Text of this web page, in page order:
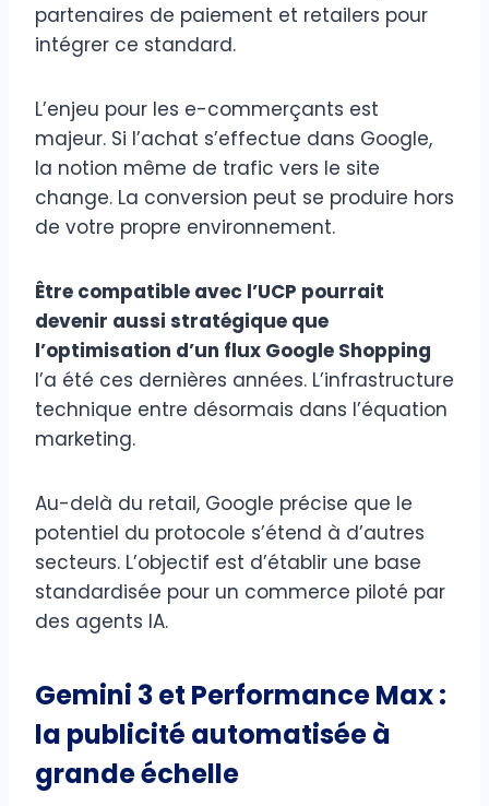
partenaires de paiement et retailers pour
intégrer ce standard.
L’enjeu pour les e-commerçants est
majeur. Si l’achat s’effectue dans Google,
la notion même de trafic vers le site
change. La conversion peut se produire hors
de votre propre environnement.
Être compatible avec l’UCP pourrait
devenir aussi stratégique que
l’optimisation d’un flux Google Shopping
l’a été ces dernières années. L’infrastructure
technique entre désormais dans l’équation
marketing.
Au-delà du retail, Google précise que le
potentiel du protocole s’étend à d’autres
secteurs. L’objectif est d’établir une base
standardisée pour un commerce piloté par
des agents IA.
Gemini 3 et Performance Max :
la publicité automatisée à
grande échelle